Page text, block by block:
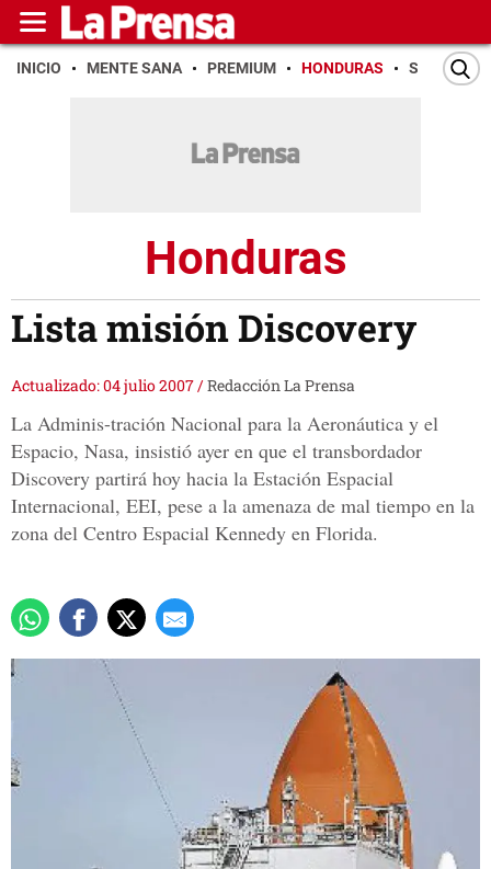
INICIO MENTE SANA PREMIUM HONDURAS SAN PEDRO
Honduras
Lista misión Discovery
Actualizado: 04 julio 2007/Redacción La Prensa
La Adminis-tración Nacional para la Aeronáutica y el
Espacio, Nasa, insistió ayer en que el transbordador
Discovery partirá hoy hacia la Estación Espacial
Internacional, EEI, pese a la amenaza de mal tiempo en la
zona del Centro Espacial Kennedy en Florida.